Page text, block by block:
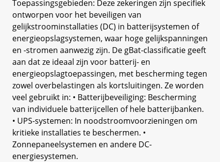
Toepassingsgebieden: Deze zekeringen zijn specifiek
ontworpen voor het beveiligen van
gelijkstroominstallaties (DC) in batterijsystemen of
energieopslagsystemen, waar hoge gelijkspanningen
en -stromen aanwezig zijn. De gBat-classificatie geeft
aan dat ze ideaal zijn voor batterij- en
energieopslagtoepassingen, met bescherming tegen
zowel overbelastingen als kortsluitingen. Ze worden
veel gebruikt in: • Batterijbeveiliging: Bescherming
van individuele batterijcellen of hele batterijbanken.
• UPS-systemen: In noodstroomvoorzieningen om
kritieke installaties te beschermen. •
Zonnepaneelsystemen en andere DC-
energiesystemen.